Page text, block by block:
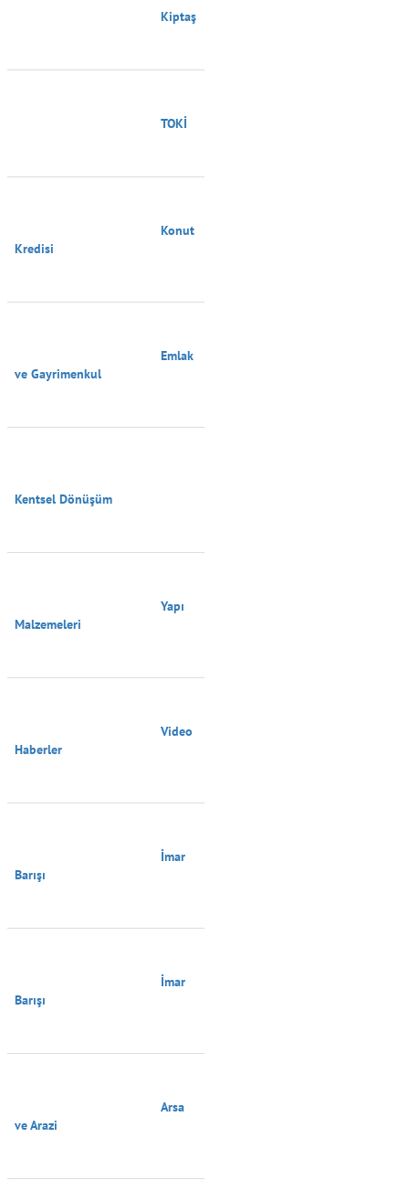
Kredisi
ve Gayrimenkul
Kentsel Dönüşüm
Malzemeleri
Haberler
Barışı
Barışı
ve Arazi